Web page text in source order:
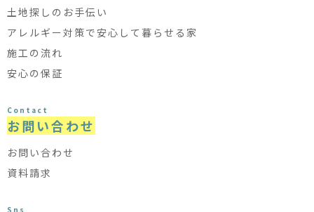
土地探しのお手伝い
アレルギー対策で安心して暮らせる家
施工の流れ
安心の保証
Contact
お問い合わせ
お問い合わせ
資料請求
Sns